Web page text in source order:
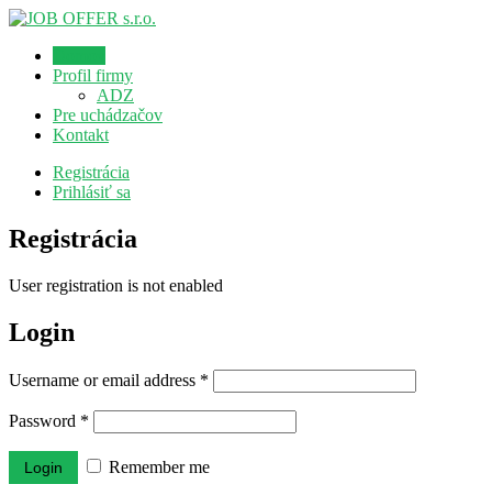
Profil firmy
ADZ
Pre uchádzačov
Kontakt
Registrácia
Prihlásiť sa
Registrácia
User registration is not enabled
Login
Username or email address *
Password *
Remember me